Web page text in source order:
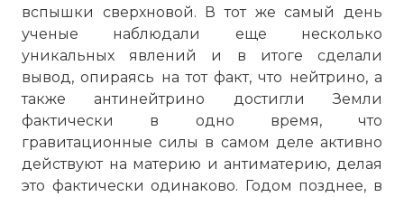
вспышки сверхновой. В тот же самый день
ученые наблюдали еще несколько
уникальных явлений и в итоге сделали
вывод, опираясь на тот факт, что нейтрино, а
также антинейтрино достигли Земли
фактически в одно время, что
гравитационные силы в самом деле активно
действуют на материю и антиматерию, делая
это фактически одинаково. Годом позднее, в